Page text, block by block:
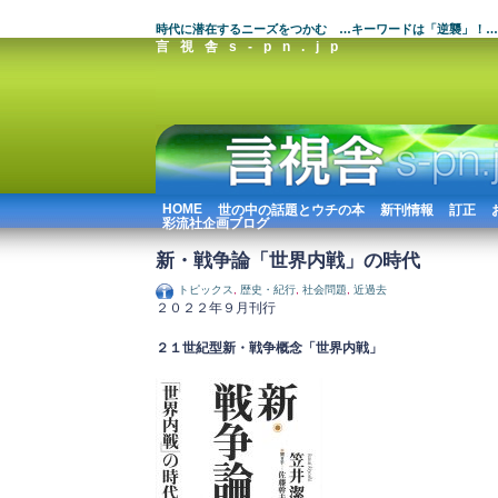
時代に潜在するニーズをつかむ …キーワードは「逆襲」！…
言視舎s-pn.jp
HOME 世の中の話題とウチの本 新刊情報 訂正
彩流社企画ブログ
新・戦争論「世界内戦」の時代
トピックス, 歴史・紀行, 社会問題, 近過去
２０２２年９月刊行
２１世紀型新・戦争概念「世界内戦」